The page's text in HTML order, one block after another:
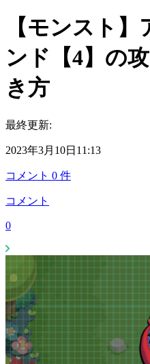
【モンスト
ンド【4】の
き方
最終更新:
2023年3月10日11:13
コメント 0 件
コメント
0